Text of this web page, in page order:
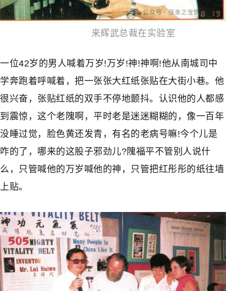
来辉武总裁在实验室
一位42岁的男人喊着万岁!万岁!神!神啊!他从南城司中
学奔跑着呼喊着，把一张张大红纸张贴在大街小巷。他
很兴奋，张贴红纸的双手不停地颤抖。认识他的人都感
到震惊，这个老隗啊，平时老是迷迷糊糊的，像一百年
没睡过觉，脸色黄还发青，有名的老病号嘛!今个儿是
咋的了，哪来的这股子邪劲儿?隗福平不管别人说什
么，只管喊他的万岁喊他的神，只管把红彤彤的纸往墙
上贴。